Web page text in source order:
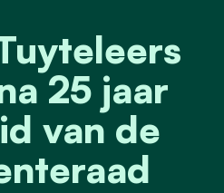
25 jaar
van de